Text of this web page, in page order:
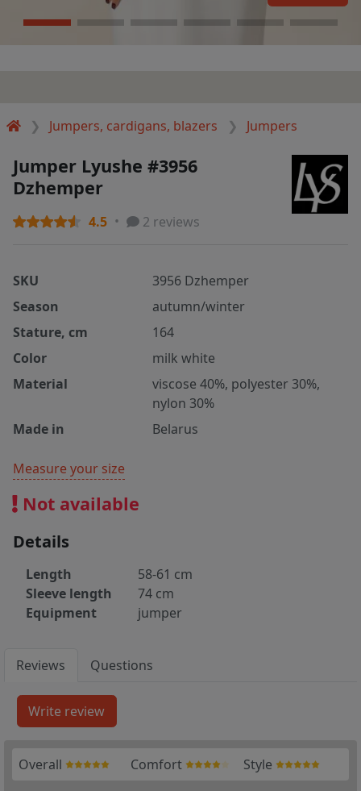
Jumpers, cardigans, blazers Jumpers
Jumper Lyushe #3956
Dzhemper
4.5 2 reviews
SKU
3956 Dzhemper
Season
autumn/winter
Stature, cm
164
Color
milk white
Material
viscose 40%, polyester 30%,
nylon 30%
Made in
Belarus
Measure your size
Not available
Details
Length
58-61 cm
Sleeve length
74 cm
Equipment
jumper
Reviews Questions
Overall Comfort Style